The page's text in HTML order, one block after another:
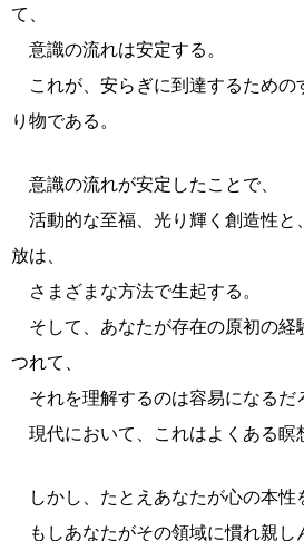
て、
意識の流れは安定する。
これが、安らぎに到達するための
り物である。
意識の流れが安定したことで、
活動的な至福、光り輝く創造性と
放は、
さまざまな方法で生起する。
そして、あなたが存在の原初の経
つれて、
それを理解するのは容易になるだ
現代において、これはよくある瞑
しかし、たとえあなたが心の本性
もしあなたがその領域に慣れ親し